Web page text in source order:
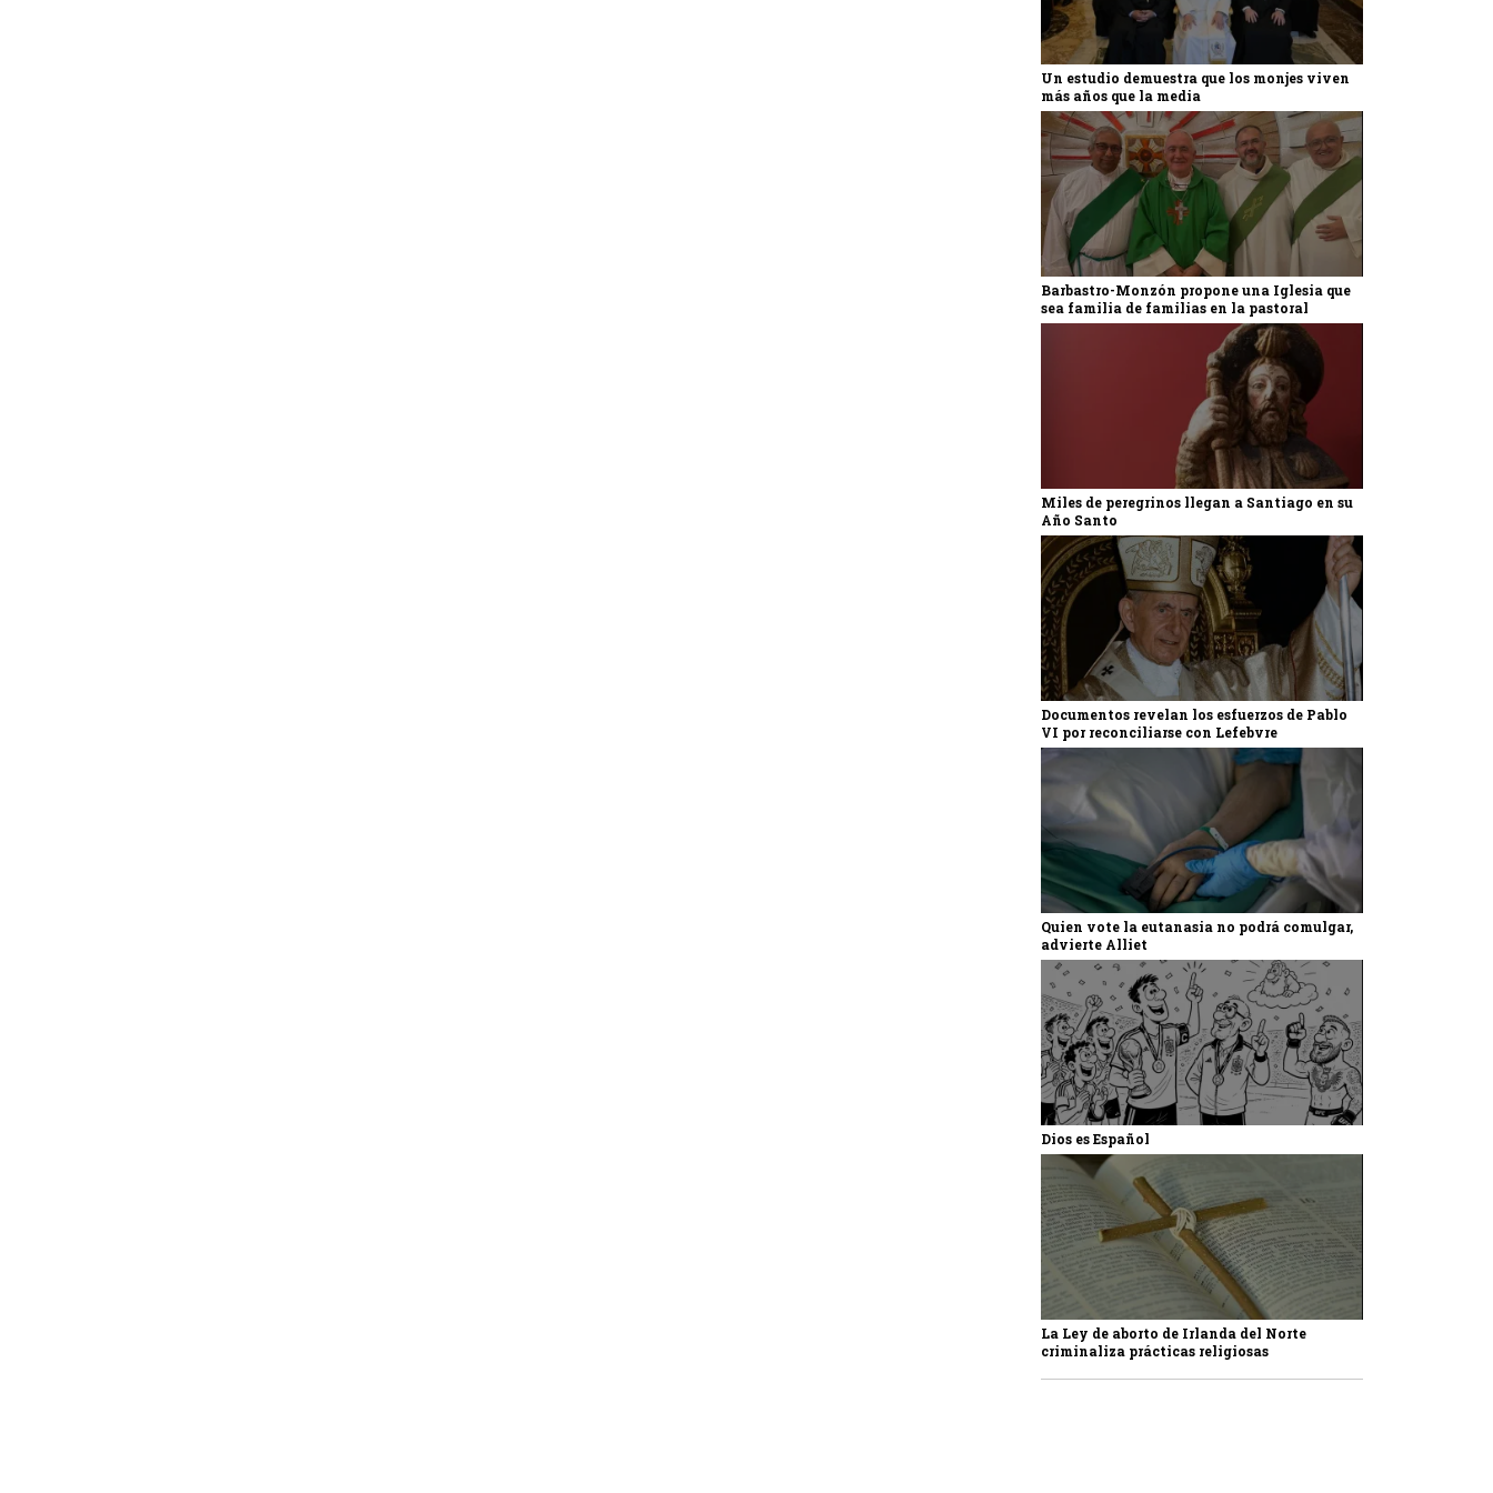
Un estudio demuestra que los monjes viven
más años que la media
Barbastro-Monzón propone una Iglesia que
sea familia de familias en la pastoral
Miles de peregrinos llegan a Santiago en su
Año Santo
Documentos revelan los esfuerzos de Pablo
VI por reconciliarse con Lefebvre
Quien vote la eutanasia no podrá comulgar,
advierte Alliet
Dios es Español
La Ley de aborto de Irlanda del Norte
criminaliza prácticas religiosas